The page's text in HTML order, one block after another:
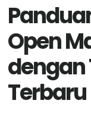
Open
dengan
Terbaru